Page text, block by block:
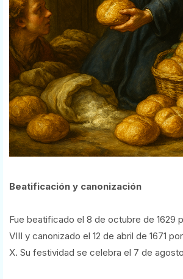
Beatificación y canonización
Fue beatificado el 8 de octubre de 1629
VIII y canonizado el 12 de abril de 1671
X. Su festividad se celebra el 7 de